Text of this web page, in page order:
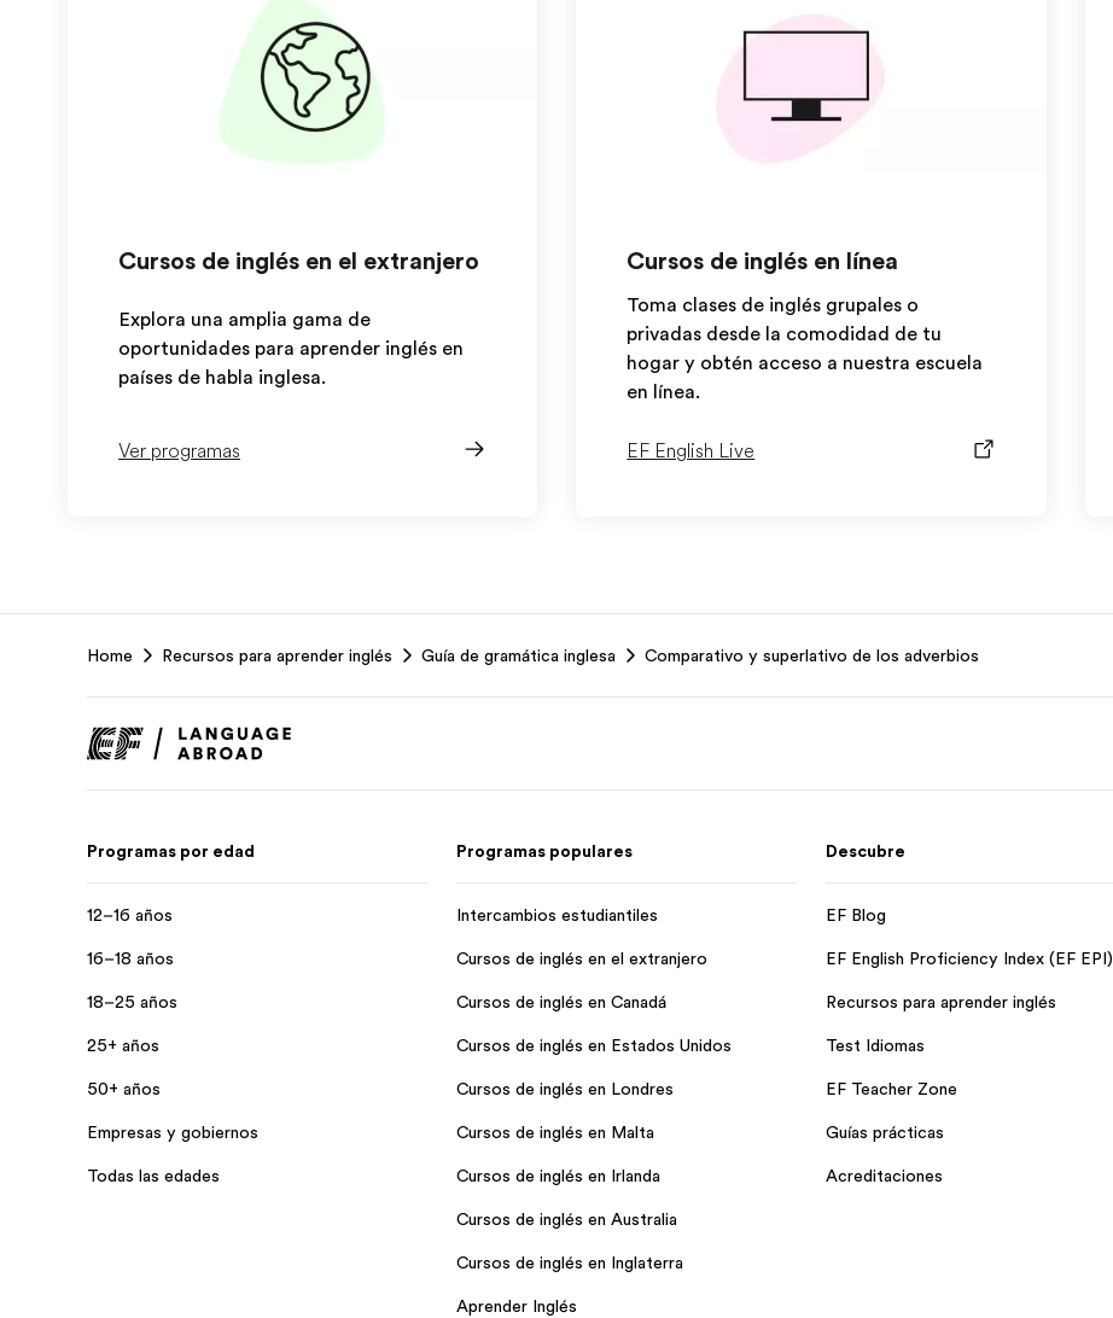
Cursos de inglés en el extranjero
Explora una amplia gama de
oportunidades para aprender inglés en
países de habla inglesa.
Ver programas
Cursos de inglés en línea
Toma clases de inglés grupales o
privadas desde la comodidad de tu
hogar y obtén acceso a nuestra escuela
en línea.
EF English Live
Home Recursos para aprender inglés Guía de gramática inglesa Comparativo y superlativo de los adverbios
Programas por edad
12–16 años
16–18 años
18–25 años
25+ años
50+ años
Empresas y gobiernos
Todas las edades
Programas populares
Intercambios estudiantiles
Cursos de inglés en el extranjero
Cursos de inglés en Canadá
Cursos de inglés en Estados Unidos
Cursos de inglés en Londres
Cursos de inglés en Malta
Cursos de inglés en Irlanda
Cursos de inglés en Australia
Cursos de inglés en Inglaterra
Aprender Inglés
Descubre
EF Blog
EF English Proficiency Index (EF EPI)
Recursos para aprender inglés
Test Idiomas
EF Teacher Zone
Guías prácticas
Acreditaciones